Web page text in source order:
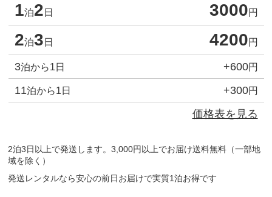
1泊2 日 3000円
2泊3 日 4200円
3泊から1日 +600円
11泊から1日 +300円
価格表を見る
2泊3日以上で発送します。3,000円以上でお届け送料無料（一部地
域を除く）
発送レンタルなら安心の前日お届けで実質1泊お得です